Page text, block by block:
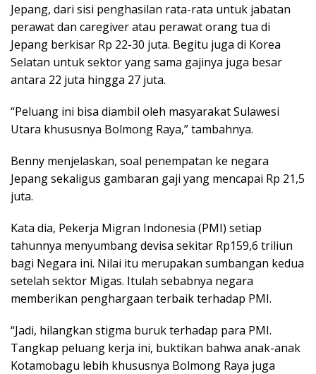
Jepang, dari sisi penghasilan rata-rata untuk jabatan
perawat dan caregiver atau perawat orang tua di
Jepang berkisar Rp 22-30 juta. Begitu juga di Korea
Selatan untuk sektor yang sama gajinya juga besar
antara 22 juta hingga 27 juta.
“Peluang ini bisa diambil oleh masyarakat Sulawesi
Utara khususnya Bolmong Raya,” tambahnya.
Benny menjelaskan, soal penempatan ke negara
Jepang sekaligus gambaran gaji yang mencapai Rp 21,5
juta.
Kata dia, Pekerja Migran Indonesia (PMI) setiap
tahunnya menyumbang devisa sekitar Rp159,6 triliun
bagi Negara ini. Nilai itu merupakan sumbangan kedua
setelah sektor Migas. Itulah sebabnya negara
memberikan penghargaan terbaik terhadap PMI.
“Jadi, hilangkan stigma buruk terhadap para PMI.
Tangkap peluang kerja ini, buktikan bahwa anak-anak
Kotamobagu lebih khususnya Bolmong Raya juga